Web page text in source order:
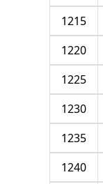
1215
1220
1225
1230
1235
1240